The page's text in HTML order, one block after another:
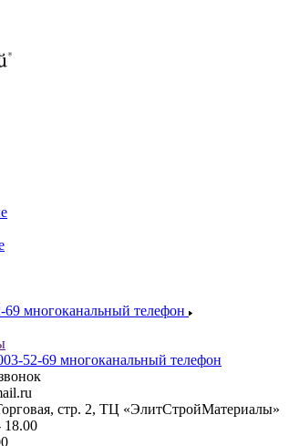
69 многоканальный телефон
52-69 многоканальный телефон
стр. 2, ТЦ «ЭлитСтройМатериалы»